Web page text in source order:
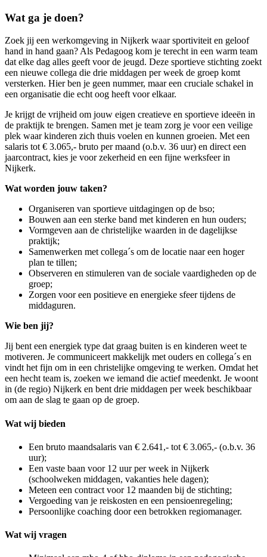
Wat ga je doen?
Zoek jij een werkomgeving in Nijkerk waar sportiviteit en geloof
hand in hand gaan? Als Pedagoog kom je terecht in een warm team
dat elke dag alles geeft voor de jeugd. Deze sportieve stichting zoekt
een nieuwe collega die drie middagen per week de groep komt
versterken. Hier ben je geen nummer, maar een cruciale schakel in
een organisatie die echt oog heeft voor elkaar.
Je krijgt de vrijheid om jouw eigen creatieve en sportieve ideeën in
de praktijk te brengen. Samen met je team zorg je voor een veilige
plek waar kinderen zich thuis voelen en kunnen groeien. Met een
salaris tot € 3.065,- bruto per maand (o.b.v. 36 uur) en direct een
jaarcontract, kies je voor zekerheid en een fijne werksfeer in
Nijkerk.
Wat worden jouw taken?
Organiseren van sportieve uitdagingen op de bso;
Bouwen aan een sterke band met kinderen en hun ouders;
Vormgeven aan de christelijke waarden in de dagelijkse
praktijk;
Samenwerken met collega´s om de locatie naar een hoger
plan te tillen;
Observeren en stimuleren van de sociale vaardigheden op de
groep;
Zorgen voor een positieve en energieke sfeer tijdens de
middaguren.
Wie ben jij?
Jij bent een energiek type dat graag buiten is en kinderen weet te
motiveren. Je communiceert makkelijk met ouders en collega´s en
vindt het fijn om in een christelijke omgeving te werken. Omdat het
een hecht team is, zoeken we iemand die actief meedenkt. Je woont
in (de regio) Nijkerk en bent drie middagen per week beschikbaar
om aan de slag te gaan op de groep.
Wat wij bieden
Een bruto maandsalaris van € 2.641,- tot € 3.065,- (o.b.v. 36
uur);
Een vaste baan voor 12 uur per week in Nijkerk
(schoolweken middagen, vakanties hele dagen);
Meteen een contract voor 12 maanden bij de stichting;
Vergoeding van je reiskosten en een pensioenregeling;
Persoonlijke coaching door een betrokken regiomanager.
Wat wij vragen